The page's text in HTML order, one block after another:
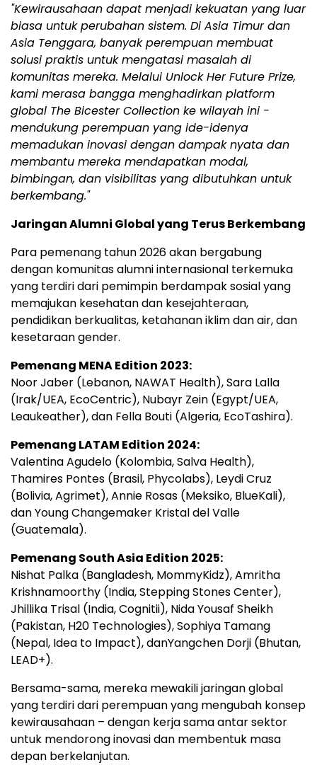
"Kewirausahaan dapat menjadi kekuatan yang luar
biasa untuk perubahan sistem. Di Asia Timur dan
Asia Tenggara, banyak perempuan membuat
solusi praktis untuk mengatasi masalah di
komunitas mereka. Melalui Unlock Her Future Prize,
kami merasa bangga menghadirkan platform
global The Bicester Collection ke wilayah ini -
mendukung perempuan yang ide-idenya
memadukan inovasi dengan dampak nyata dan
membantu mereka mendapatkan modal,
bimbingan, dan visibilitas yang dibutuhkan untuk
berkembang."
Jaringan Alumni Global yang Terus Berkembang
Para pemenang tahun 2026 akan bergabung
dengan komunitas alumni internasional terkemuka
yang terdiri dari pemimpin berdampak sosial yang
memajukan kesehatan dan kesejahteraan,
pendidikan berkualitas, ketahanan iklim dan air, dan
kesetaraan gender.
Pemenang MENA Edition 2023:
Noor Jaber (Lebanon, NAWAT Health), Sara Lalla
(Irak/UEA, EcoCentric), Nubayr Zein (Egypt/UEA,
Leaukeather), dan Fella Bouti (Algeria, EcoTashira).
Pemenang LATAM Edition 2024:
Valentina Agudelo (Kolombia, Salva Health),
Thamires Pontes (Brasil, Phycolabs), Leydi Cruz
(Bolivia, Agrimet), Annie Rosas (Meksiko, BlueKali),
dan Young Changemaker Kristal del Valle
(Guatemala).
Pemenang South Asia Edition 2025:
Nishat Palka (Bangladesh, MommyKidz), Amritha
Krishnamoorthy (India, Stepping Stones Center),
Jhillika Trisal (India, Cognitii), Nida Yousaf Sheikh
(Pakistan, H20 Technologies), Sophiya Tamang
(Nepal, Idea to Impact), danYangchen Dorji (Bhutan,
LEAD+).
Bersama-sama, mereka mewakili jaringan global
yang terdiri dari perempuan yang mengubah konsep
kewirausahaan – dengan kerja sama antar sektor
untuk mendorong inovasi dan membentuk masa
depan berkelanjutan.